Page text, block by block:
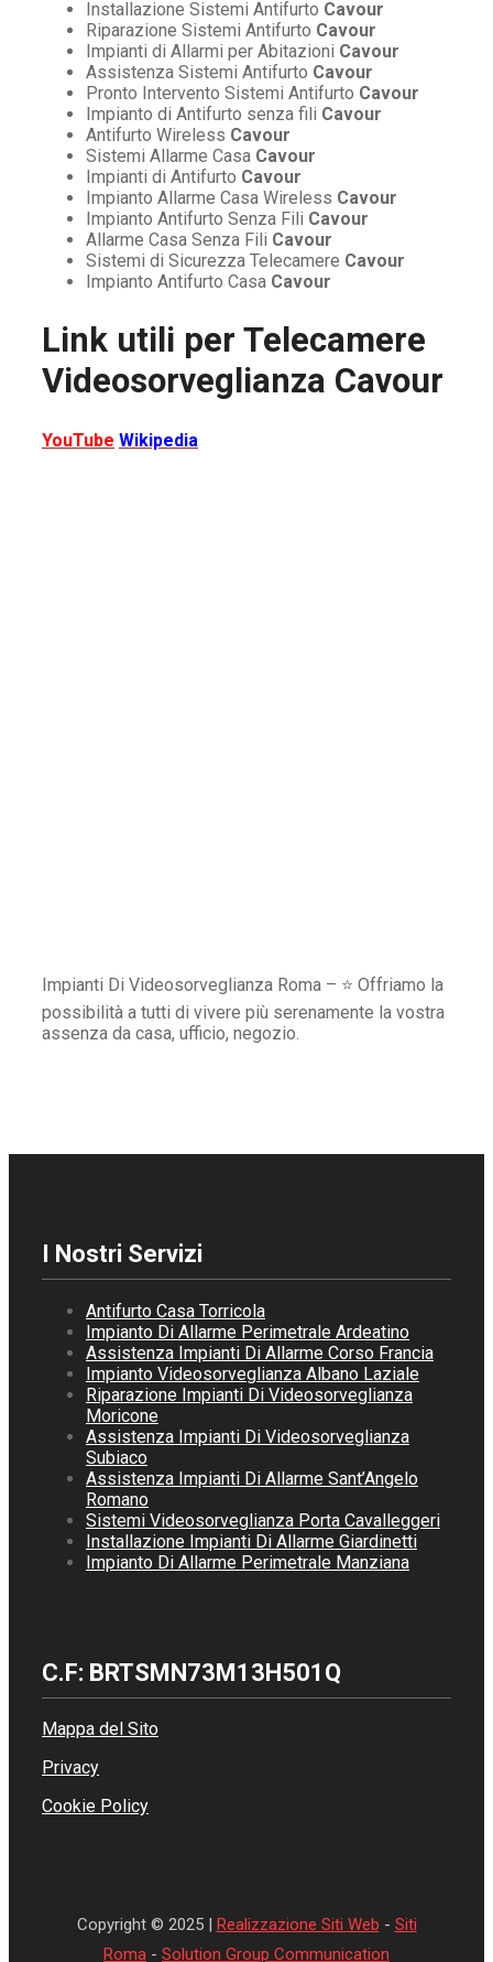
Installazione Sistemi Antifurto Cavour
Riparazione Sistemi Antifurto Cavour
Impianti di Allarmi per Abitazioni Cavour
Assistenza Sistemi Antifurto Cavour
Pronto Intervento Sistemi Antifurto Cavour
Impianto di Antifurto senza fili Cavour
Antifurto Wireless Cavour
Sistemi Allarme Casa Cavour
Impianti di Antifurto Cavour
Impianto Allarme Casa Wireless Cavour
Impianto Antifurto Senza Fili Cavour
Allarme Casa Senza Fili Cavour
Sistemi di Sicurezza Telecamere Cavour
Impianto Antifurto Casa Cavour
Link utili per Telecamere
Videosorveglianza Cavour
YouTube Wikipedia
Impianti Di Videosorveglianza Roma – ⭐ Offriamo la
possibilità a tutti di vivere più serenamente la vostra
assenza da casa, ufficio, negozio.
I Nostri Servizi
Antifurto Casa Torricola
Impianto Di Allarme Perimetrale Ardeatino
Assistenza Impianti Di Allarme Corso Francia
Impianto Videosorveglianza Albano Laziale
Riparazione Impianti Di Videosorveglianza
Moricone
Assistenza Impianti Di Videosorveglianza
Subiaco
Assistenza Impianti Di Allarme Sant’Angelo
Romano
Sistemi Videosorveglianza Porta Cavalleggeri
Installazione Impianti Di Allarme Giardinetti
Impianto Di Allarme Perimetrale Manziana
C.F: BRTSMN73M13H501Q
Mappa del Sito
Privacy
Cookie Policy
Copyright © 2025 | Realizzazione Siti Web - Siti
Roma - Solution Group Communication